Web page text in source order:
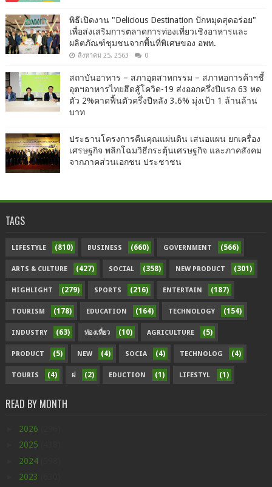
พิธีเปิดงาน "Delicious Destination ปักหมุดสุดอร่อย"
เพื่อส่งเสริมการตลาดการท่องเที่ยวเชิงอาหารและ
ผลิตภัณฑ์ชุมชนจากพื้นที่พิเศษของ อพท.
สิงหาคม 25, 2563 0
สถาบันอาหาร – สภาอุตสาหกรรม – สภาหอการค้าฯชี้
อุตฯอาหารไทยฮึดสู้โควิด-19 ส่งออกครึ่งปีแรก 63 หด
ตัว 2%คาดฟื้นตัวครึ่งปีหลัง 3.6% มุ่งเป้า 1 ล้านล้าน
บาท
ประธานโครงการคืนคุณแผ่นดิน เสนอแผน ยกเครื่อง
เศรษฐกิจ พลิกโฉมวิธีกระตุ้นเศรษฐกิจ และภาคสังคม
จากภาคส่วนเอกชน ประชาชน
TAGS
LIFESTYLE (810) BUSINESS (660) GOVERNMENT (566)
ARTS & CULTURE (427) SOCIAL (358) NEW PRODUCT (301)
HIGHLIGHT (279) SPORTS (216) ENTERTAIN (187)
TOURISM (178) EDUCATION (164) TECHNOLOGY (154)
INDUSTRY (63) ท่องเที่ยว (10) AGRICULTURE (5)
PRODUCT (5) NEW (4) SOCIA (4) TECHNOLOG (4)
TOURIS (4) ฝ (2) EDUCTION (1) LIFESTYL (1)
READ BY MONTH
2026
2025
2024
2023